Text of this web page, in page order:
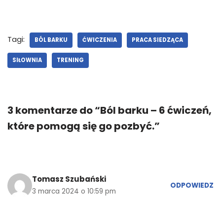
Tagi: BÓL BARKU ĆWICZENIA PRACA SIEDZĄCA
SIŁOWNIA TRENING
3 komentarze do “Ból barku – 6 ćwiczeń,
które pomogą się go pozbyć.”
Tomasz Szubański
3 marca 2024 o 10:59 pm
ODPOWIEDZ